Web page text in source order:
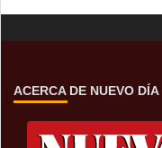
ACERCA DE NUEVO DÍA